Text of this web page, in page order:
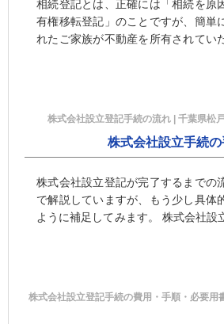
相続登記とは、正確には「相続を原
有権移転登記」のことですが、簡単
れたご家族が不動産を所有されてい
株式会社設立登記手続の流れ | 千葉県松
株式会社設立手続
株式会社設立登記が完了するまでの
で解説していますが、もう少し具体
ように補足してみます。 株式会社設
株式会社設立登記手続の費用・手順・必要用